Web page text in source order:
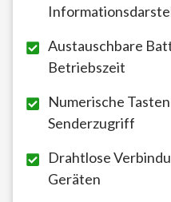
Austauschbare
Betriebszeit
Numerische
Senderzugriff
Drahtlose
Geräten